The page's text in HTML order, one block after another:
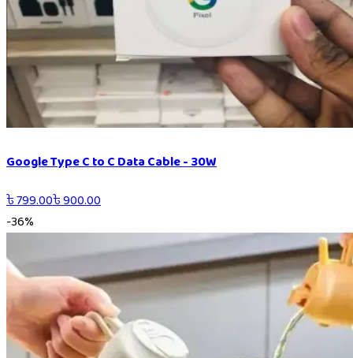
Google Type C to C Data Cable - 30W
৳799.00৳900.00
-36%